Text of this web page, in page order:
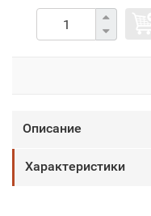
Описание
Характеристики